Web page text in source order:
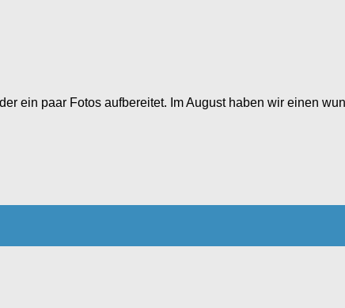
ein paar Fotos aufbereitet. Im August haben wir einen